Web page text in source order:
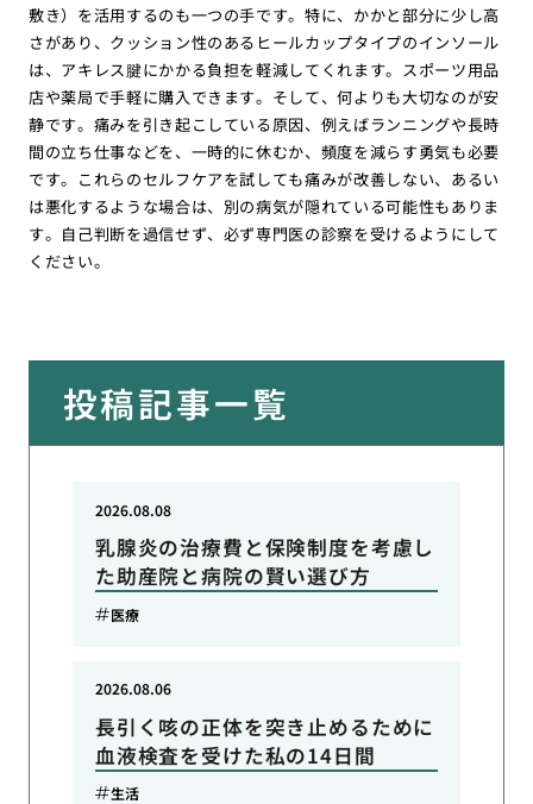
敷き）を活用するのも一つの手です。特に、かかと部分に少し高
さがあり、クッション性のあるヒールカップタイプのインソール
は、アキレス腱にかかる負担を軽減してくれます。スポーツ用品
店や薬局で手軽に購入できます。そして、何よりも大切なのが安
静です。痛みを引き起こしている原因、例えばランニングや長時
間の立ち仕事などを、一時的に休むか、頻度を減らす勇気も必要
です。これらのセルフケアを試しても痛みが改善しない、あるい
は悪化するような場合は、別の病気が隠れている可能性もありま
す。自己判断を過信せず、必ず専門医の診察を受けるようにして
ください。
投稿記事一覧
乳腺炎の治療費と保険制度を考慮し
た助産院と病院の賢い選び方
2026.08.08
医療
長引く咳の正体を突き止めるために
血液検査を受けた私の14日間
2026.08.06
生活